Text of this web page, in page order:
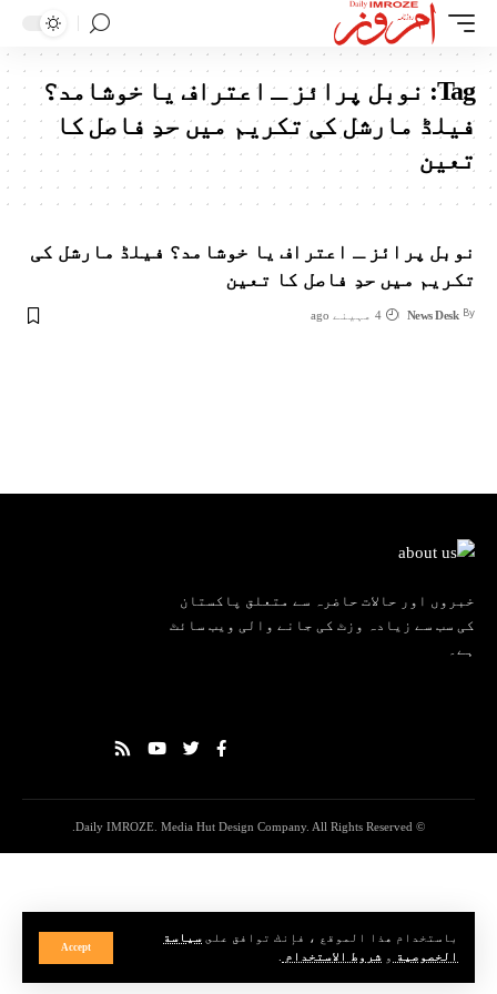
باستخدام هذا الموقع ، فإنك توافق على سياسة
الخصوصية
و شروط الاستخدام
Accept
Tag: نوبل پرائز ـ اعتراف یا خوشامد؟
فیلڈ مارشل کی تکریم میں حدِ فاصل کا
تعین
نوبل پرائز ـ اعتراف یا خوشامد؟ فیلڈ مارشل کی
تکریم میں حدِ فاصل کا تعین
By
News Desk 4 مہینے ago
خبروں اور حالات حاضرہ سے متعلق پاکستان
کی سب سے زیادہ وزٹ کی جانے والی ویب سائٹ
ہے۔
© Daily IMROZE. Media Hut Design Company. All Rights Reserved.